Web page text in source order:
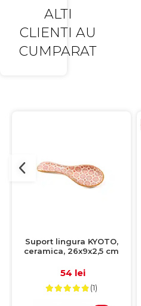
ALTI
CLIENTI AU
CUMPARAT
Suport lingura KYOTO,
ceramica, 26x9x2,5 cm
54 lei
(1)